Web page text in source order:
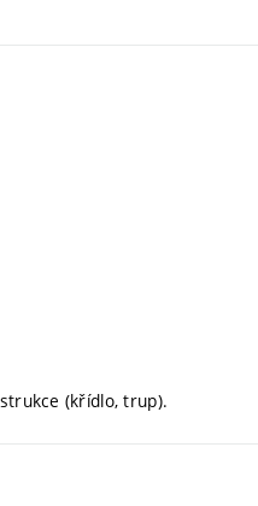
(křídlo, trup).